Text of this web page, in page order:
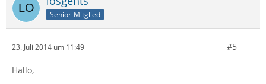
Senior-Mitglied
23. Juli 2014 um 11:49 #5
Hallo,